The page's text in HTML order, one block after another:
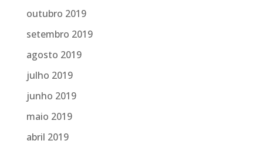
outubro 2019
setembro 2019
agosto 2019
julho 2019
junho 2019
maio 2019
abril 2019